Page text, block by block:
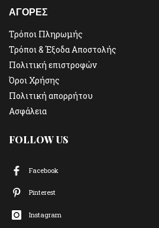
ΑΓΟΡΕΣ
Τρόποι Πληρωμής
Τρόποι & Έξοδα Αποστολής
Πολιτική επιστροφών
Όροι Χρήσης
Πολιτική απορρήτου
Ασφάλεια
FOLLOW US
Facebook
Pinterest
Instagram